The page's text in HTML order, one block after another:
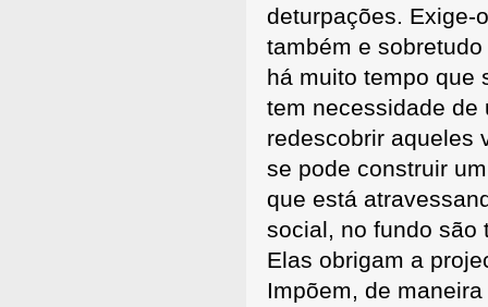
deturpações. Exige-
também e
há muito tempo que
tem necessidade de
redescobrir aqueles
se pode construir
que está
social, no fundo são
Elas obrigam a
Impõem, de